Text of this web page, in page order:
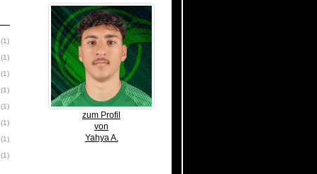
zum Profil
von
Yahya A.
(1)
(1)
(1)
(1)
(1)
(1)
(1)
(1)